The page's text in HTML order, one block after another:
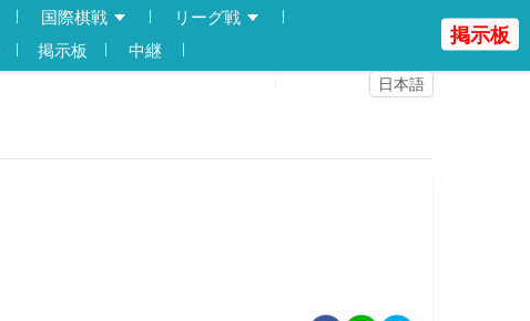
国際棋戦
リーグ戦
掲示板
中継
日本語
掲示板